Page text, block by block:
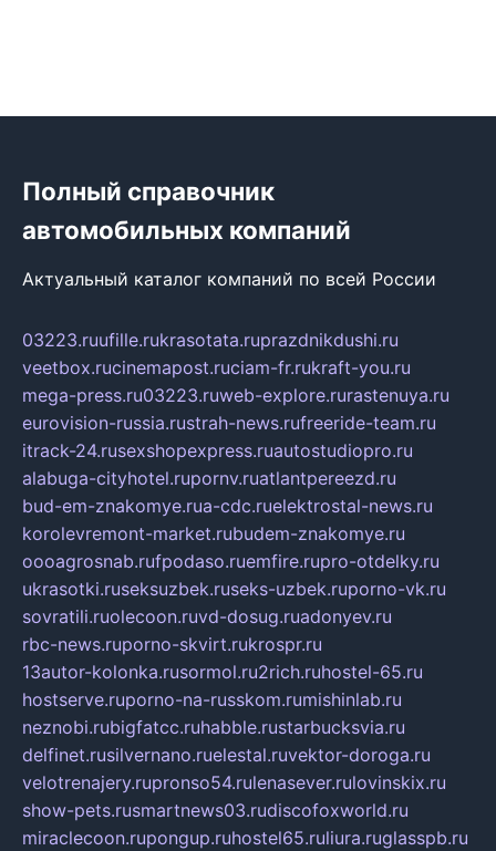
Полный справочник
автомобильных компаний
Актуальный каталог компаний по всей России
03223.ruufille.rukrasotata.ruprazdnikdushi.ru
veetbox.rucinemapost.ruciam-fr.rukraft-you.ru
mega-press.ru03223.ruweb-explore.rurastenuya.ru
eurovision-russia.rustrah-news.rufreeride-team.ru
itrack-24.rusexshopexpress.ruautostudiopro.ru
alabuga-cityhotel.rupornv.ruatlantpereezd.ru
bud-em-znakomye.rua-cdc.ruelektrostal-news.ru
korolevremont-market.rubudem-znakomye.ru
oooagrosnab.rufpodaso.ruemfire.rupro-otdelky.ru
ukrasotki.ruseksuzbek.ruseks-uzbek.ruporno-vk.ru
sovratili.ruolecoon.ruvd-dosug.ruadonyev.ru
rbc-news.ruporno-skvirt.rukrospr.ru
13autor-kolonka.rusormol.ru2rich.ruhostel-65.ru
hostserve.ruporno-na-russkom.rumishinlab.ru
neznobi.rubigfatcc.ruhabble.rustarbucksvia.ru
delfinet.rusilvernano.ruelestal.ruvektor-doroga.ru
velotrenajery.rupronso54.rulenasever.rulovinskix.ru
show-pets.rusmartnews03.rudiscofoxworld.ru
miraclecoon.rupongup.ruhostel65.ruliura.ruglasspb.ru